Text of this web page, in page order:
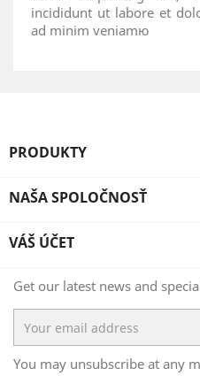
incididunt ut labore et
ad minim veniamю
PRODUKTY
NAŠA SPOLOČNOSŤ
VÁŠ ÚČET
Get our latest news and
You may unsubscribe at any